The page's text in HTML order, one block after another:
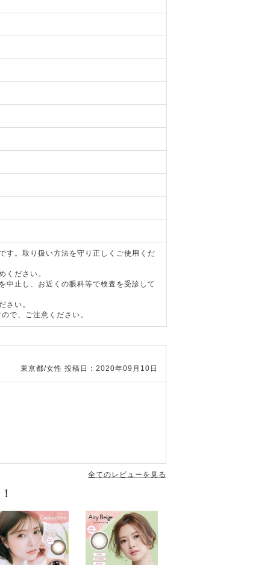
す。取り扱い方法を守り正しくご使用くだ
ください。
中止し、お近くの眼科等で検査を受診して
さい。
で、ご注意ください。
東京都/女性 投稿日：2020年09月10日
全てのレビューを見る